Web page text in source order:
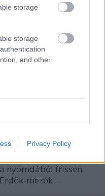
storage
storage
and other
Privacy Policy
nyomdából frissen
Erdők-mezők ...